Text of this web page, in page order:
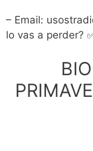
– Email:
lo vas a perder?